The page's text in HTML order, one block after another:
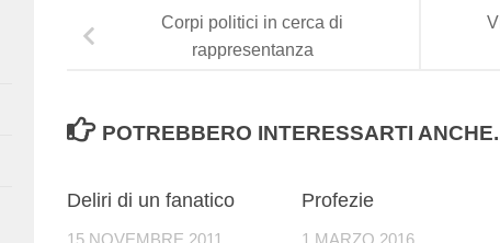
Corpi politici in cerca di
rappresentanza
POTREBBERO INTERESSARTI
Deliri di un fanatico Profezie